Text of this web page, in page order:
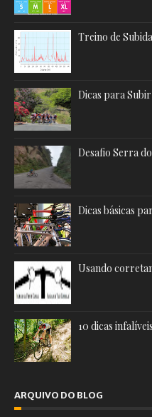
Treino de
Dicas para
Desafio Serra
Dicas básicas
Usando
10 dicas
ARQUIVO DO BLOG